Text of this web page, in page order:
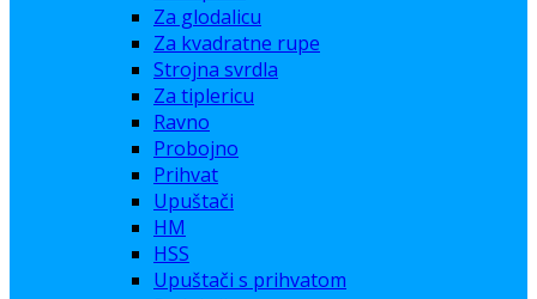
Za glodalicu
Za kvadratne rupe
Strojna svrdla
Za tiplericu
Ravno
Probojno
Prihvat
Upuštači
HM
HSS
Upuštači s prihvatom